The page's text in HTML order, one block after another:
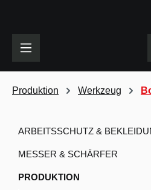
Produktion Werkzeug
ARBEITSSCHUTZ &
MESSER & SCHÄRFER
PRODUKTION